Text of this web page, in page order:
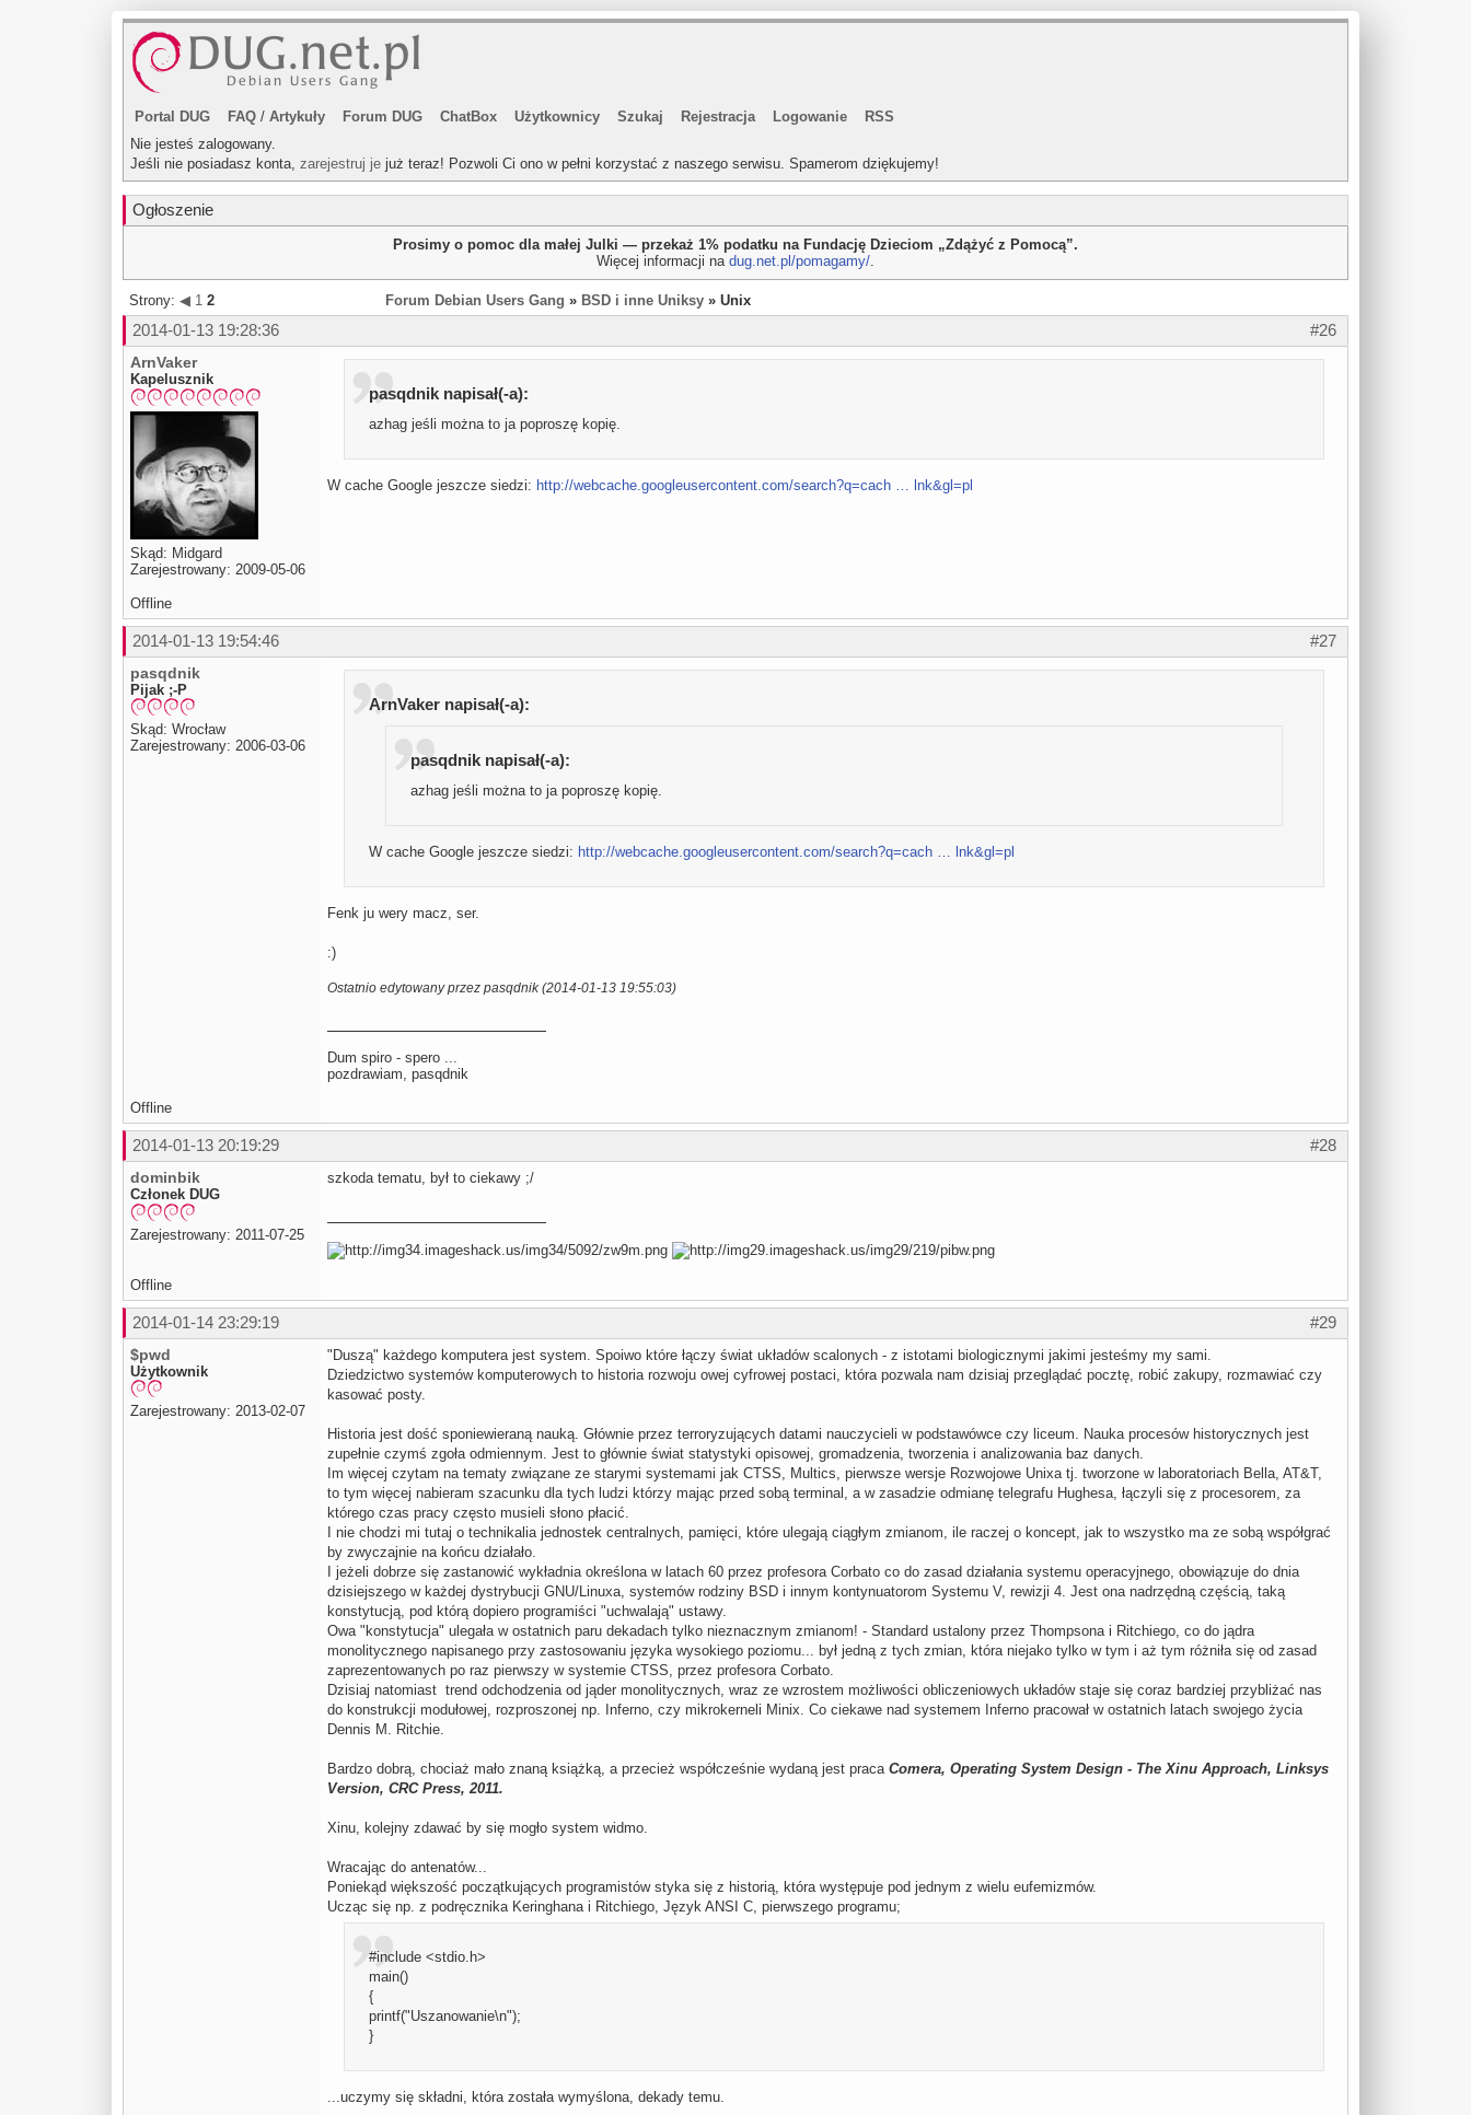
Portal DUG FAQ / Artykuły Forum DUG ChatBox Użytkownicy Szukaj Rejestracja Logowanie
RSS
Nie jesteś zalogowany.
Jeśli nie posiadasz konta, zarejestruj je już teraz! Pozwoli Ci ono w pełni korzystać z naszego serwisu. Spamerom dziękujemy!
Ogłoszenie
Prosimy o pomoc dla małej Julki — przekaż 1% podatku na Fundację Dzieciom „Zdążyć z Pomocą”.
Więcej informacji na dug.net.pl/pomagamy/.
Strony: ◀ 1 2 Forum Debian Users Gang » BSD i inne Uniksy » Unix
#26
2014-01-13 19:28:36
ArnVaker
Kapelusznik
Skąd: Midgard
Zarejestrowany: 2009-05-06
pasqdnik napisał(-a):
azhag jeśli można to ja poproszę kopię.
W cache Google jeszcze siedzi: http://webcache.googleusercontent.com/search?q=cach … lnk&gl=pl
Offline
#27
2014-01-13 19:54:46
pasqdnik
Pijak ;-P
Skąd: Wrocław
Zarejestrowany: 2006-03-06
ArnVaker napisał(-a):
pasqdnik napisał(-a):
azhag jeśli można to ja poproszę kopię.
W cache Google jeszcze siedzi: http://webcache.googleusercontent.com/search?q=cach … lnk&gl=pl
Fenk ju wery macz, ser.
:)
Ostatnio edytowany przez pasqdnik (2014-01-13 19:55:03)
Dum spiro - spero ...
pozdrawiam, pasqdnik
Offline
#28
2014-01-13 20:19:29
dominbik
Członek DUG
Zarejestrowany: 2011-07-25
szkoda tematu, był to ciekawy ;/
Offline
#29
2014-01-14 23:29:19
$pwd
Użytkownik
Zarejestrowany: 2013-02-07
"Duszą" każdego komputera jest system. Spoiwo które łączy świat układów scalonych - z istotami biologicznymi jakimi jesteśmy my sami.
Dziedzictwo systemów komputerowych to historia rozwoju owej cyfrowej postaci, która pozwala nam dzisiaj przeglądać pocztę, robić zakupy, rozmawiać czy
kasować posty.
Historia jest dość sponiewieraną nauką. Głównie przez terroryzujących datami nauczycieli w podstawówce czy liceum. Nauka procesów historycznych jest
zupełnie czymś zgoła odmiennym. Jest to głównie świat statystyki opisowej, gromadzenia, tworzenia i analizowania baz danych.
Im więcej czytam na tematy związane ze starymi systemami jak CTSS, Multics, pierwsze wersje Rozwojowe Unixa tj. tworzone w laboratoriach Bella, AT&T,
to tym więcej nabieram szacunku dla tych ludzi którzy mając przed sobą terminal, a w zasadzie odmianę telegrafu Hughesa, łączyli się z procesorem, za
którego czas pracy często musieli słono płacić.
I nie chodzi mi tutaj o technikalia jednostek centralnych, pamięci, które ulegają ciągłym zmianom, ile raczej o koncept, jak to wszystko ma ze sobą współgrać
by zwyczajnie na końcu działało.
I jeżeli dobrze się zastanowić wykładnia określona w latach 60 przez profesora Corbato co do zasad działania systemu operacyjnego, obowiązuje do dnia
dzisiejszego w każdej dystrybucji GNU/Linuxa, systemów rodziny BSD i innym kontynuatorom Systemu V, rewizji 4. Jest ona nadrzędną częścią, taką
konstytucją, pod którą dopiero programiści "uchwalają" ustawy.
Owa "konstytucja" ulegała w ostatnich paru dekadach tylko nieznacznym zmianom! - Standard ustalony przez Thompsona i Ritchiego, co do jądra
monolitycznego napisanego przy zastosowaniu języka wysokiego poziomu... był jedną z tych zmian, która niejako tylko w tym i aż tym różniła się od zasad
zaprezentowanych po raz pierwszy w systemie CTSS, przez profesora Corbato.
Dzisiaj natomiast trend odchodzenia od jąder monolitycznych, wraz ze wzrostem możliwości obliczeniowych układów staje się coraz bardziej przybliżać nas
do konstrukcji modułowej, rozproszonej np. Inferno, czy mikrokerneli Minix. Co ciekawe nad systemem Inferno pracował w ostatnich latach swojego życia
Dennis M. Ritchie.
Bardzo dobrą, chociaż mało znaną książką, a przecież współcześnie wydaną jest praca Comera, Operating System Design - The Xinu Approach, Linksys
Version, CRC Press, 2011.
Xinu, kolejny zdawać by się mogło system widmo.
Wracając do antenatów...
Poniekąd większość początkujących programistów styka się z historią, która występuje pod jednym z wielu eufemizmów.
Ucząc się np. z podręcznika Keringhana i Ritchiego, Język ANSI C, pierwszego programu;
#include <stdio.h>
main()
{
printf("Uszanowanie\n");
}
...uczymy się składni, która została wymyślona, dekady temu.